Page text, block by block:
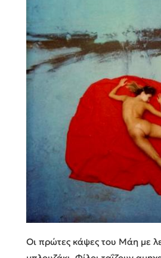
Οι πρώτες κάψες του Μάη με